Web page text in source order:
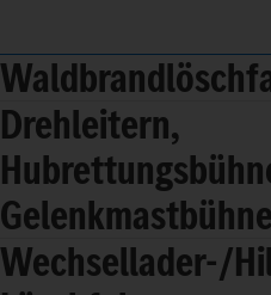
Drehleitern,
Wechsellader-/